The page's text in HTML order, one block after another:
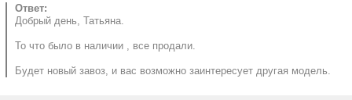
Ответ:
Добрый день, Татьяна.
То что было в наличии , все продали.
Будет новый завоз, и вас возможно заинтересует другая модель.